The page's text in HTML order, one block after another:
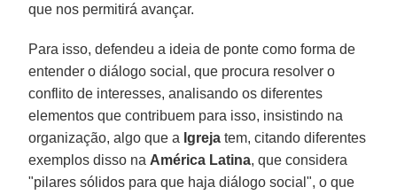
que nos permitirá avançar.
Para isso, defendeu a ideia de ponte como forma de
entender o diálogo social, que procura resolver o
conflito de interesses, analisando os diferentes
elementos que contribuem para isso, insistindo na
organização, algo que a Igreja tem, citando diferentes
exemplos disso na América Latina, que considera
"pilares sólidos para que haja diálogo social", o que